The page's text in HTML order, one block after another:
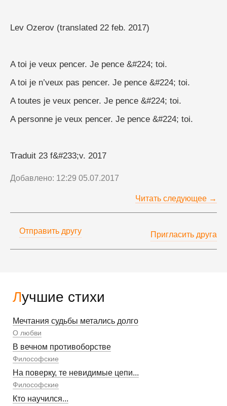
Лучшие стихи
Мечтания судьбы метались долго
О любви
В вечном противоборстве
Философские
На поверку, те невидимые цепи...
Философские
Кто научился...
Lev Ozerov (translated 22 feb. 2017)
A toi je veux pencer. Je pence &#224; toi.
A toi je n’veux pas pencer. Je pence &#224; toi.
A toutes je veux pencer. Je pence &#224; toi.
A personne je veux pencer. Je pence &#224; toi.
Traduit 23 f&#233;v. 2017
Добавлено: 12:29 05.07.2017
Читать следующее →
Отправить другу Пригласить друга